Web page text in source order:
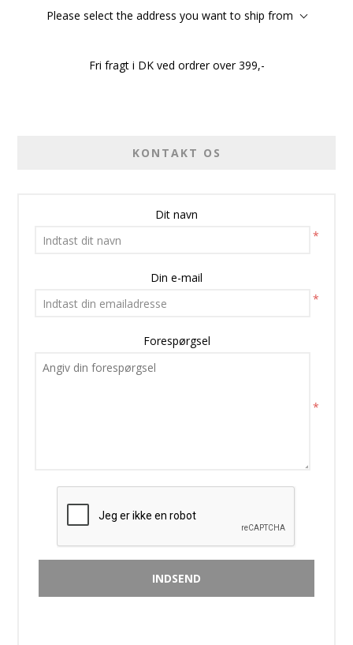
Please select the address you want to ship from
Fri fragt i DK ved ordrer over 399,-
KONTAKT OS
Dit navn
*
Din e-mail
*
Forespørgsel
*